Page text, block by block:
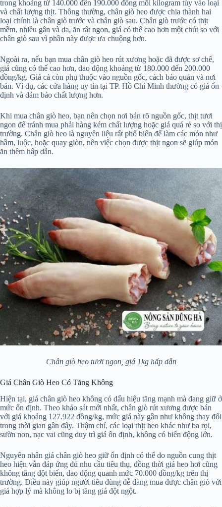
trong khoảng từ 140.000 đến 190.000 đồng mỗi kilogram tùy vào loại
và chất lượng thịt. Thông thường, chân giò heo được chia thành hai
loại chính là chân giò trước và chân giò sau. Chân giò trước có thịt
mềm, nhiều gân và da, ăn rất ngon, giá có thể cao hơn một chút so với
chân giò sau vì phần này được ưa chuộng hơn.
Ngoài ra, nếu bạn mua chân giò heo rút xương hoặc đã được sơ chế,
giá cũng có thể cao hơn, dao động khoảng từ 180.000 đến 200.000
đồng/kg. Giá cả còn phụ thuộc vào nguồn gốc, cách bảo quản và nơi
bán. Ví dụ, các cửa hàng uy tín tại TP. Hồ Chí Minh thường có giá ổn
định và đảm bảo chất lượng hơn.
Khi mua chân giò heo, bạn nên chọn nơi bán rõ nguồn gốc, thịt tươi
ngon để tránh mua phải hàng kém chất lượng hoặc giá quá rẻ so với thị
trường. Chân giò heo là nguyên liệu rất phổ biến để làm các món như
hầm, luộc, hoặc quay giòn, nên việc chọn được thịt ngon sẽ giúp món
ăn thêm hấp dẫn.
Chân giò heo tươi ngon, giá 1kg hấp dẫn
Giá Chân Giò Heo Có Tăng Không
Hiện tại, giá chân giò heo không có dấu hiệu tăng mạnh mà đang giữ ở
mức ổn định. Theo khảo sát mới nhất, chân giò rút xương được bán
với giá khoảng 127.922 đồng/kg, mức giá này gần như không thay đổi
trong thời gian gần đây. Thậm chí, các loại thịt heo khác như ba rọi,
sườn non, nạc vai cũng duy trì giá ổn định, không có biến động lớn.
Nguyên nhân giá chân giò heo giữ ổn định có thể do nguồn cung thịt
heo hiện vẫn đáp ứng đủ nhu cầu tiêu thụ, đồng thời giá heo hơi cũng
không tăng đột biến, dao động quanh mức 70.000 đồng/kg trên thị
trường. Điều này giúp người tiêu dùng dễ dàng mua được chân giò với
giá hợp lý mà không lo bị tăng giá đột ngột.